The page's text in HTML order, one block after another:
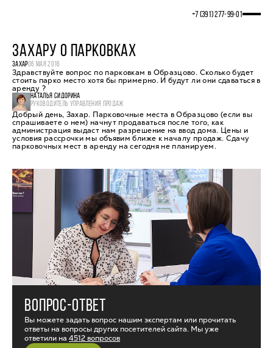
+7 (391) 277‒99‒01
ЗАХАРУ О ПАРКОВКАХ
ЗАХАР06 МАЯ 2016
Здравствуйте вопрос по парковкам в Образцово. Сколько будет
стоить парко место хотя бы примерно. И будут ли они сдаваться в
аренду ?
НАТАЛЬЯ СИДОРИНА
РУКОВОДИТЕЛЬ УПРАВЛЕНИЯ ПРОДАЖ
Добрый день, Захар. Парковочные места в Образцово (если вы
спрашиваете о нем) начнут продаваться после того, как
администрация выдаст нам разрешение на ввод дома. Цены и
условия рассрочки мы объявим ближе к началу продаж. Сдачу
парковочных мест в аренду на сегодня не планируем.
ВОПРОС-ОТВЕТ
Вы можете задать вопрос нашим экспертам или прочитать
ответы на вопросы других посетителей сайта. Мы уже
ответили на 4512 вопросов